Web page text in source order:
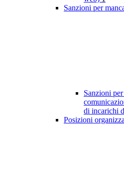
Sanzioni per
Sanzioni
di incarichi
Posizioni